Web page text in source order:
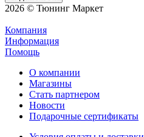
2026 © Тюнинг Маркет
Компания
Информация
Помощь
О компании
Магазины
Стать партнером
Новости
Подарочные сертификаты